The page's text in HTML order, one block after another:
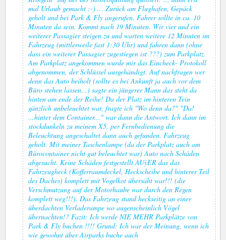
mal Urlaub gemacht :-) ... Zurück am Flughafen, Gepäck
geholt und bei Park & Fly angerufen. Fahrer sollte in ca. 10
Minuten da sein. Kommt nach 19 Minuten. Wir vier und ein
weiterer Passagier steigen zu und warten weitere 12 Minuten im
Fahrzeug (mittlerweile fast 1:30 Uhr) und fahren dann (ohne
dass ein weiterer Passagier zugestiegen ist ???) zum Parkplatz.
Am Parkplatz angekommen wurde mir das Eincheck- Protokoll
abgenommen, der Schlüssel ausgehändigt. Auf nachfragen wer
denn das Auto beiholt (sollte es bei Ankunft ja auch vor dem
Büro stehen lassen...) sagte ein jüngerer Mann das steht da
hinten am ende der Reihe! Da der Platz im hinteren Tein
gänzlich unbeleuchtet war, fragte ich "Wo denn da?" "Da!
...hinter dem Container..." war dann die Antwort. Ich dann im
stockdunkeln zu meinem X5, per Fernbedienung die
Beleuchtung angeschaltet dann auch gefunden. Fahrzeug
geholt. Mit meiner Taschenlampe (da der Parkplatz auch am
Bürocontainer nicht gut beleuchtet war) Auto nach Schäden
abgesucht. Keine Schäden festgestellt AUÿER das das
Fahrzeugheck (Kofferraumdeckel, Heckscheibe und hinterer Teil
des Daches) komplett mit Vogelkot übersäht war!!! (die
Verschmutzung auf der Motorhaube war durch den Regen
komplett weg!!!). Das Fahrzeug stand heckseitig an einer
überdachten Verladerampe wo augenscheinlich Vögel
übernachten!? Fazit: Ich werde NIE MEHR Parkplätze von
Park & Fly buchen !!!! Grund: Ich war der Meinung, wenn ich
wie gewohnt über Airparks buche auch